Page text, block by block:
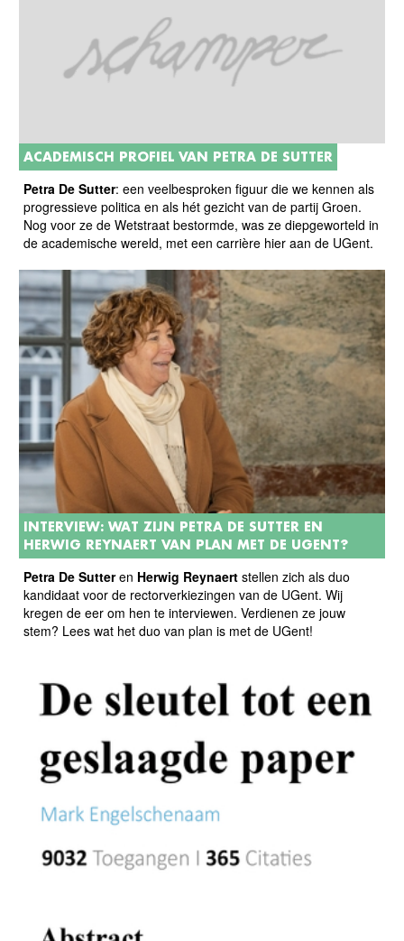
ACADEMISCH PROFIEL VAN PETRA DE SUTTER
Petra De Sutter: een veelbesproken figuur die we kennen als
progressieve politica en als hét gezicht van de partij Groen.
Nog voor ze de Wetstraat bestormde, was ze diepgeworteld in
de academische wereld, met een carrière hier aan de UGent.
INTERVIEW: WAT ZIJN PETRA DE SUTTER EN
HERWIG REYNAERT VAN PLAN MET DE UGENT?
Petra De Sutteren Herwig Reynaert stellen zich als duo
kandidaat voor de rectorverkiezingen van de UGent. Wij
kregen de eer om hen te interviewen. Verdienen ze jouw
stem? Lees wat het duo van plan is met de UGent!